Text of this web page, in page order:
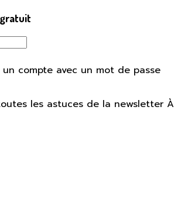
compte avec un mot de passe
les astuces de la newsletter À